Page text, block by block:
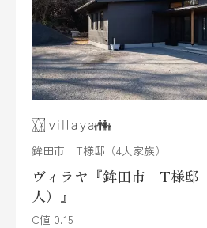
鉾田市 T様邸（4人家族）
ヴィラヤ『鉾田市 T様邸
人）』
C値 0.15